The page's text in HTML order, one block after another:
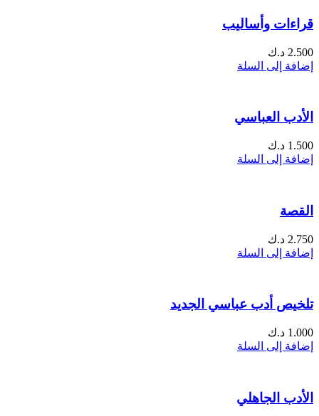
قراءات وأساليب
2.500 د.ك
إضافة إلى السلة
الأدب العباسي
1.500 د.ك
إضافة إلى السلة
القصة
2.750 د.ك
إضافة إلى السلة
تلخيص أدب عباسي الجديد
1.000 د.ك
إضافة إلى السلة
الأدب الجاهلي